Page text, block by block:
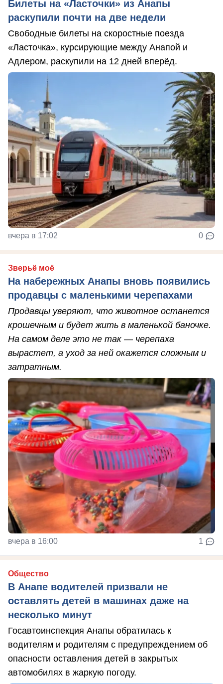
Билеты на «Ласточки» из Анапы
раскупили почти на две недели
Свободные билеты на скоростные поезда
«Ласточка», курсирующие между Анапой и
Адлером, раскупили на 12 дней вперёд.
вчера в 17:02 0
Зверьё моё
На набережных Анапы вновь появились
продавцы с маленькими черепахами
Продавцы уверяют, что животное останется
крошечным и будет жить в маленькой баночке.
На самом деле это не так — черепаха
вырастет, а уход за ней окажется сложным и
затратным.
вчера в 16:00 1
Общество
В Анапе водителей призвали не
оставлять детей в машинах даже на
несколько минут
Госавтоинспекция Анапы обратилась к
водителям и родителям с предупреждением об
опасности оставления детей в закрытых
автомобилях в жаркую погоду.